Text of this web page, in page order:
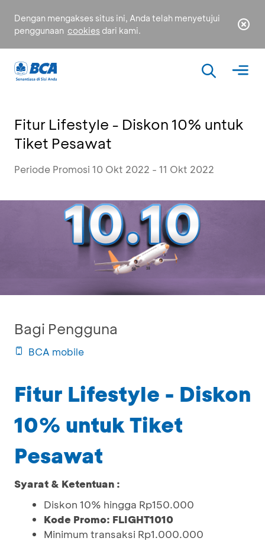
Dengan mengakses situs ini, Anda telah menyetujui
penggunaan cookies dari kami.
Fitur Lifestyle - Diskon 10% untuk
Tiket Pesawat
Periode Promosi 10 Okt 2022 - 11 Okt 2022
Bagi Pengguna
BCA mobile
Fitur Lifestyle - Diskon
10% untuk Tiket
Pesawat
Syarat & Ketentuan :
Diskon 10% hingga Rp150.000
Kode Promo: FLIGHT1010
Minimum transaksi Rp1.000.000